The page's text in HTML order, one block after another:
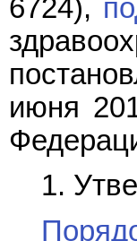
6724),
июня
1.